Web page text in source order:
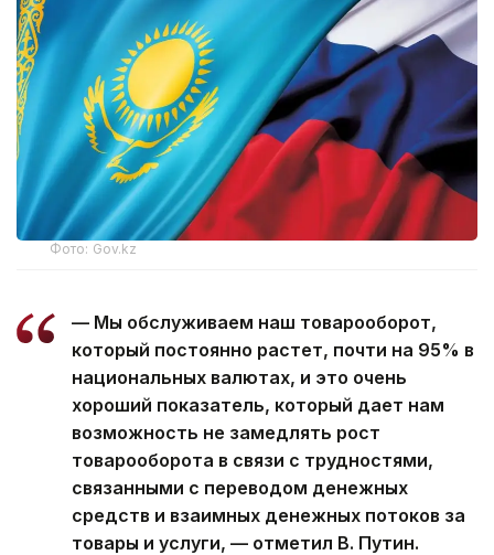
Фото: Gov.kz
— Мы обслуживаем наш товарооборот,
который постоянно растет, почти на 95% в
национальных валютах, и это очень
хороший показатель, который дает нам
возможность не замедлять рост
товарооборота в связи с трудностями,
связанными с переводом денежных
средств и взаимных денежных потоков за
товары и услуги, — отметил В. Путин.